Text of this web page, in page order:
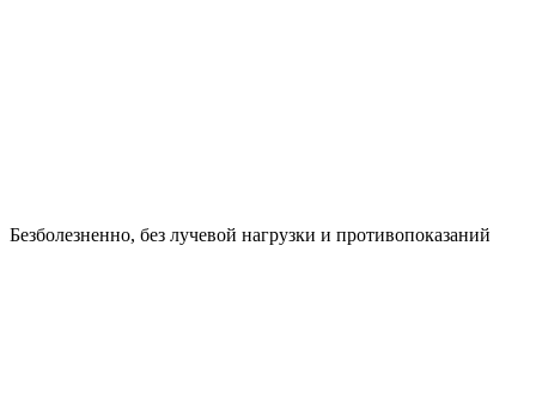
Безболезненно, без лучевой нагрузки и противопоказаний